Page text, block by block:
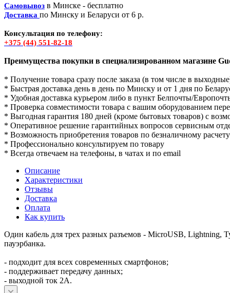
Самовывоз в Минске - бесплатно
Доставка по Минску и Беларуси от 6 р.
Консультация по телефону:
+375 (44) 551-82-18
Преимущества покупки в специализированном магазине
* Получение товара сразу после заказа (в том числе в
* Быстрая доставка день в день по Минску и от 1 дня по
* Удобная доставка курьером либо в пункт Белпочты/
* Проверка совместимости товара с вашим оборудованием
* Выгодная гарантия 180 дней (кроме бытовых товаров) с
* Оперативное решение гарантийных вопросов сервисным
* Возможность приобретения товаров по безналичному расчету
* Профессионально консультируем по товару
* Всегда отвечаем на телефоны, в чатах и по email
Описание
Характеристики
Отзывы
Доставка
Оплата
Как купить
Один кабель для трех разных разъемов - MicroUSB, Lightning,
пауэрбанка.
- подходит для всех современных смартфонов;
- поддерживает передачу данных;
- выходной ток 2А.